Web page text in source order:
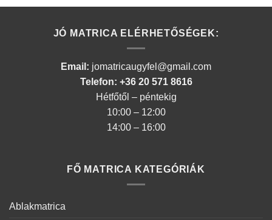
JÓ MATRICA ELÉRHETŐSÉGEK:
Email: jomatricaugyfel@gmail.com
Telefon: +36 20 571 8616
Hétfőtől – péntekig
10:00 – 12:00
14:00 – 16:00
FŐ MATRICA KATEGÓRIÁK
Ablakmatrica